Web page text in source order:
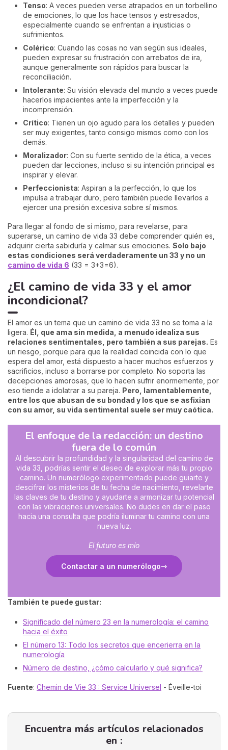
Tenso: A veces pueden verse atrapados en un torbellino
de emociones, lo que los hace tensos y estresados,
especialmente cuando se enfrentan a injusticias o
sufrimientos.
Colérico: Cuando las cosas no van según sus ideales,
pueden expresar su frustración con arrebatos de ira,
aunque generalmente son rápidos para buscar la
reconciliación.
Intolerante: Su visión elevada del mundo a veces puede
hacerlos impacientes ante la imperfección y la
incomprensión.
Crítico: Tienen un ojo agudo para los detalles y pueden
ser muy exigentes, tanto consigo mismos como con los
demás.
Moralizador: Con su fuerte sentido de la ética, a veces
pueden dar lecciones, incluso si su intención principal es
inspirar y elevar.
Perfeccionista: Aspiran a la perfección, lo que los
impulsa a trabajar duro, pero también puede llevarlos a
ejercer una presión excesiva sobre sí mismos.
Para llegar al fondo de sí mismo, para revelarse, para
superarse, un camino de vida 33 debe comprender quién es,
adquirir cierta sabiduría y calmar sus emociones. Solo bajo
estas condiciones será verdaderamente un 33 y no un
camino de vida 6 (33 = 3+3=6).
¿El camino de vida 33 y el amor
incondicional?
El amor es un tema que un camino de vida 33 no se toma a la
ligera. Él, que ama sin medida, a menudo idealiza sus
relaciones sentimentales, pero también a sus parejas. Es
un riesgo, porque para que la realidad coincida con lo que
espera del amor, está dispuesto a hacer muchos esfuerzos y
sacrificios, incluso a borrarse por completo. No soporta las
decepciones amorosas, que lo hacen sufrir enormemente, por
eso tiende a idolatrar a su pareja. Pero, lamentablemente,
entre los que abusan de su bondad y los que se asfixian
con su amor, su vida sentimental suele ser muy caótica.
El enfoque de la redacción: un destino
fuera de lo común
Al descubrir la profundidad y la singularidad del camino de
vida 33, podrías sentir el deseo de explorar más tu propio
camino. Un numerólogo experimentado puede guiarte y
descifrar los misterios de tu fecha de nacimiento, revelarte
las claves de tu destino y ayudarte a armonizar tu potencial
con las vibraciones universales. No dudes en dar el paso
hacia una consulta que podría iluminar tu camino con una
nueva luz.
El futuro es mío
Contactar a un numerólogo
También te puede gustar:
Significado del número 23 en la numerología: el camino
hacia el éxito
El número 13: Todo los secretos que encerierra en la
numerología
Número de destino, ¿cómo calcularlo y qué significa?
Fuente: Chemin de Vie 33 : Service Universel - Éveille-toi
Encuentra más artículos relacionados
en :